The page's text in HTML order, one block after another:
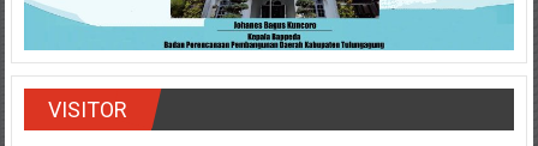
VISITOR